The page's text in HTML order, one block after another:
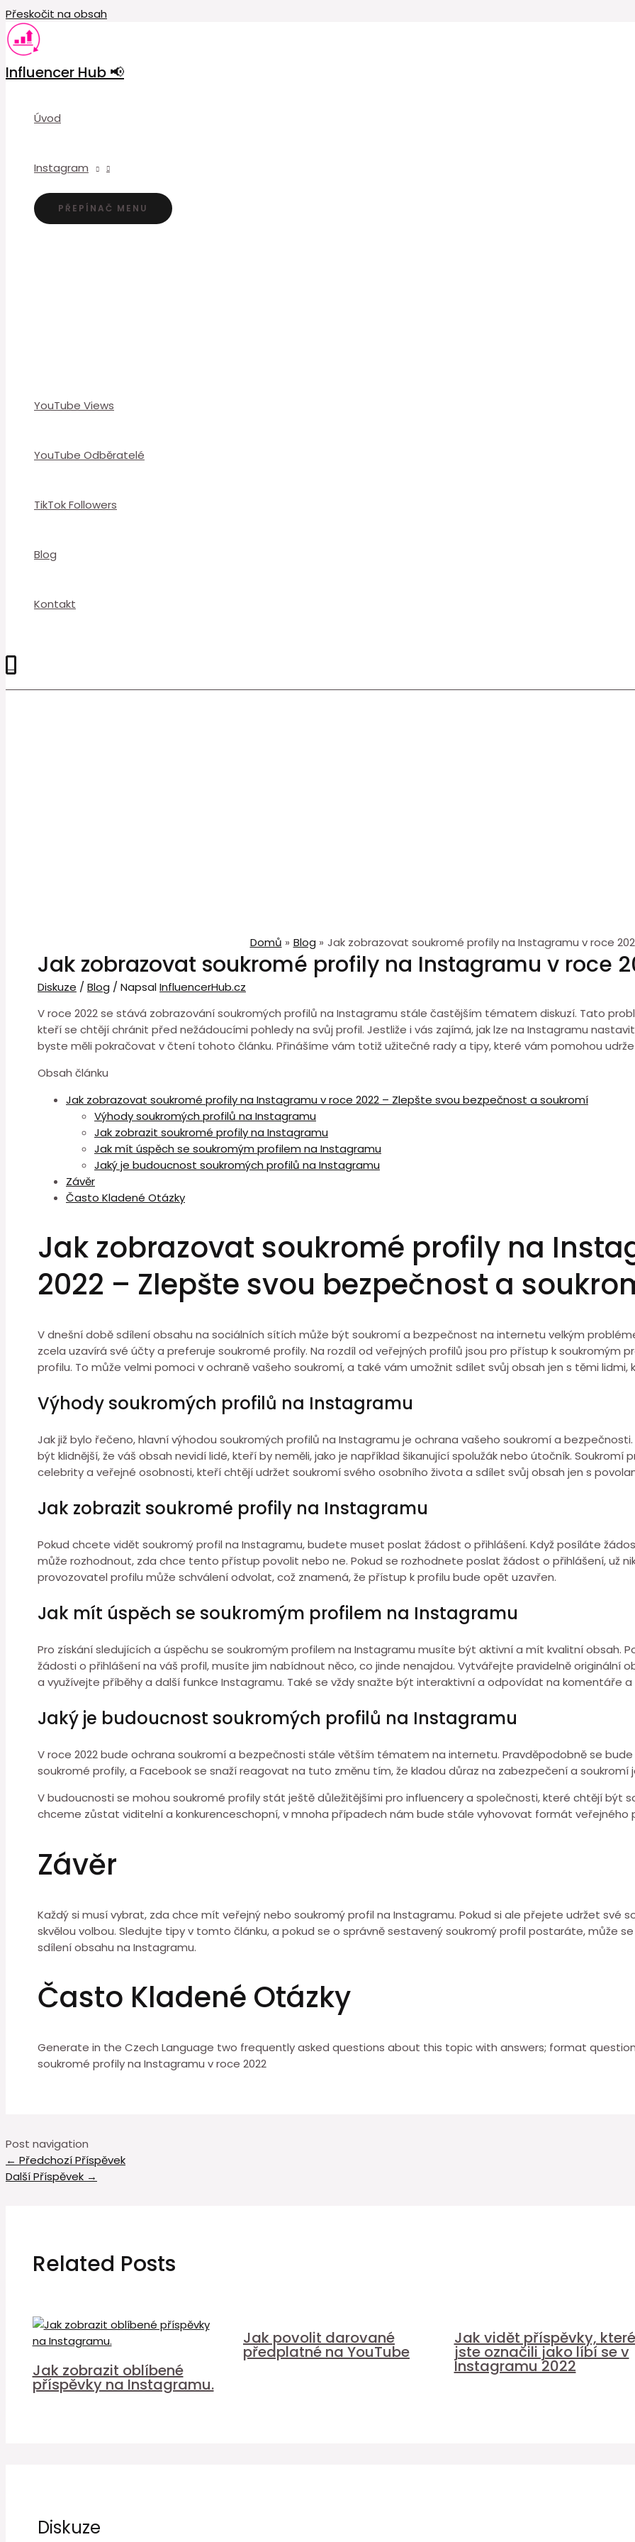
Přeskočit na obsah
Influencer Hub 📢
Úvod
Instagram
PŘEPÍNAČ MENU
YouTube Views
YouTube Odběratelé
TikTok Followers
Blog
Kontakt
Domů Blog Jak zobrazovat soukromé profily na Instagramu v roce
Jak zobrazovat soukromé profily na Instagramu v roce
Diskuze / Blog / NapsalInfluencerHub.cz
V roce 2022 se stává zobrazování soukromých profilů na Instagramu stále častějším tématem diskuzí. Tato
kteří se chtějí chránit před nežádoucími pohledy na svůj profil. Jestliže i vás zajímá, jak lze na Instagramu
byste měli pokračovat v čtení tohoto článku. Přinášíme vám totiž užitečné rady a tipy, které vám pomohou
Obsah článku
Jak zobrazovat soukromé profily na Instagramu v roce 2022 – Zlepšte svou bezpečnost a soukromí
Výhody soukromých profilů na Instagramu
Jak zobrazit soukromé profily na Instagramu
Jak mít úspěch se soukromým profilem na Instagramu
Jaký je budoucnost soukromých profilů na Instagramu
Závěr
Často Kladené Otázky
Jak zobrazovat soukromé profily na
2022 – Zlepšte svou bezpečnost a
V dnešní době sdílení obsahu na sociálních sítích může být soukromí a bezpečnost na internetu velkým
zcela uzavírá své účty a preferuje soukromé profily. Na rozdíl od veřejných profilů jsou pro přístup k soukromým
profilu. To může velmi pomoci v ochraně vašeho soukromí, a také vám umožnit sdílet svůj obsah jen s těmi
Výhody soukromých profilů na Instagramu
Jak již bylo řečeno, hlavní výhodou soukromých profilů na Instagramu je ochrana vašeho soukromí a
být klidnější, že váš obsah nevidí lidé, kteří by neměli, jako je například šikanující spolužák nebo útočník.
celebrity a veřejné osobnosti, kteří chtějí udržet soukromí svého osobního života a sdílet svůj obsah jen s
Jak zobrazit soukromé profily na Instagramu
Pokud chcete vidět soukromý profil na Instagramu, budete muset poslat žádost o přihlášení. Když posíláte
může rozhodnout, zda chce tento přístup povolit nebo ne. Pokud se rozhodnete poslat žádost o přihlášení, už
provozovatel profilu může schválení odvolat, což znamená, že přístup k profilu bude opět uzavřen.
Jak mít úspěch se soukromým profilem na Instagramu
Pro získání sledujících a úspěchu se soukromým profilem na Instagramu musíte být aktivní a mít kvalitní obsah.
žádosti o přihlášení na váš profil, musíte jim nabídnout něco, co jinde nenajdou. Vytvářejte pravidelně originální
a využívejte příběhy a další funkce Instagramu. Také se vždy snažte být interaktivní a odpovídat na komentáře a
Jaký je budoucnost soukromých profilů na Instagramu
V roce 2022 bude ochrana soukromí a bezpečnosti stále větším tématem na internetu. Pravděpodobně se
soukromé profily, a Facebook se snaží reagovat na tuto změnu tím, že kladou důraz na zabezpečení a soukromí
V budoucnosti se mohou soukromé profily stát ještě důležitějšími pro influencery a společnosti, které chtějí být
chceme zůstat viditelní a konkurenceschopní, v mnoha případech nám bude stále vyhovovat formát veřejného
Závěr
Každý si musí vybrat, zda chce mít veřejný nebo soukromý profil na Instagramu. Pokud si ale přejete udržet své
skvělou volbou. Sledujte tipy v tomto článku, a pokud se o správně sestavený soukromý profil postaráte, může
sdílení obsahu na Instagramu.
Často Kladené Otázky
Generate in the Czech Language two frequently asked questions about this topic with answers; format
soukromé profily na Instagramu v roce 2022
Post navigation
← Předchozí Příspěvek
Další Příspěvek →
Related Posts
Jak zobrazit oblíbené
příspěvky na Instagramu.
Jak povolit darované
předplatné na YouTube
Jak vidět příspěvky, které
jste označili jako líbí se v
Instagramu 2022
Diskuze